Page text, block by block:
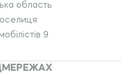
область
9